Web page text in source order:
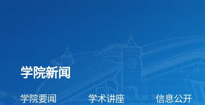
学院新闻
学院要闻 学术讲座
信息公开